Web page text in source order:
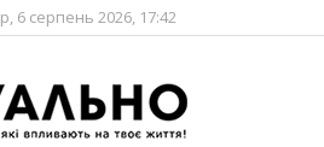
6 серпень 2026, 17:42